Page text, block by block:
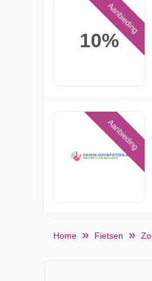
10%
Aanbieding
Aanbieding
Home Fietsen